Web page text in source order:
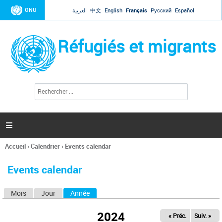
Jump to navigation
ONU العربية 中文 English Français Русский Español
Réfugiés et migrants
l
c
h
e

Vous
ici
Accueil›Calendrier› Events calendar
Events calendar
Mois Jour Année
2024 « Préc. Suiv. »